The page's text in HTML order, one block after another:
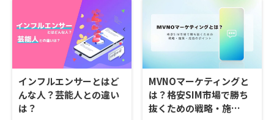
インフルエンサーとはど
んな人？芸能人との違い
は？
MVNOマーケティングと
は？格安SIM市場で勝ち
抜くための戦略・施…